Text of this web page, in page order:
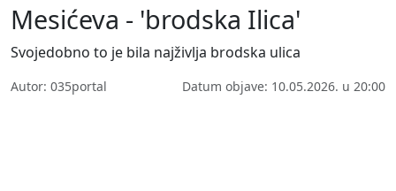
Mesićeva - 'brodska Ilica'
Svojedobno to je bila najživlja brodska ulica
Autor: 035portal Datum objave: 10.05.2026. u 20:00